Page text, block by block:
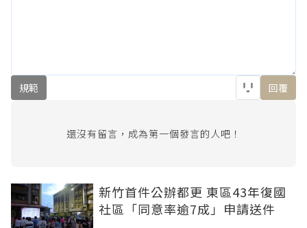
規範 回覆
還沒有留言，成為第一個發言的人吧！
新竹首件公辦都更 東區43年復國
社區「同意率逾7成」申請送件